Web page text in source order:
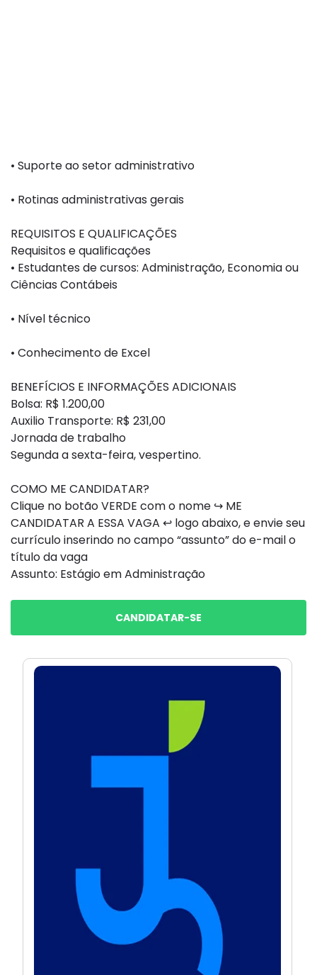
• Suporte ao setor administrativo
• Rotinas administrativas gerais
REQUISITOS E QUALIFICAÇÕES
Requisitos e qualificações
• Estudantes de cursos: Administração, Economia ou
Ciências Contábeis
• Nível técnico
• Conhecimento de Excel
BENEFÍCIOS E INFORMAÇÕES ADICIONAIS
Bolsa: R$ 1.200,00
Auxilio Transporte: R$ 231,00
Jornada de trabalho
Segunda a sexta-feira, vespertino.
COMO ME CANDIDATAR?
Clique no botão VERDE com o nome ↪ ME
CANDIDATAR A ESSA VAGA ↩ logo abaixo, e envie seu
currículo inserindo no campo “assunto” do e-mail o
título da vaga
Assunto: Estágio em Administração
CANDIDATAR-SE